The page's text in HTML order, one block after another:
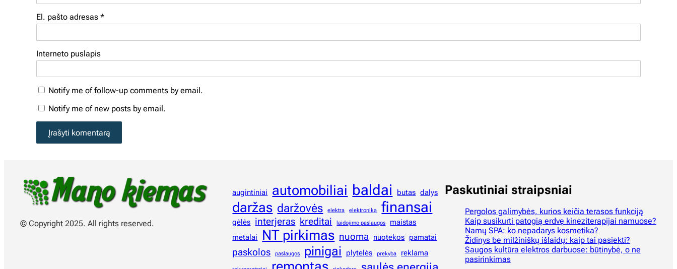
El. pašto adresas*
Interneto puslapis
Notify me of follow-up comments by email.
Notify me of new posts by email.
© Copyright 2025. All rights reserved.
augintiniai automobiliai baldai butas dalys
daržas daržovės elektra elektronika finansai
gėlės interjeras kreditai laidojimo paslaugos
maistas
metalai
NT pirkimas nuoma nuotekos pamatai
paskolos paslaugos pinigai plytelės prekyba reklama
Paskutiniai straipsniai
Pergolos galimybės, kurios keičia terasos funkciją
Kaip susikurti patogią erdvę kineziterapijai namuose?
Namų SPA: ko nepadarys kosmetika?
Židinys be milžiniškų išlaidų: kaip tai pasiekti?
Saugos kultūra elektros darbuose: būtinybė, o ne
pasirinkimas